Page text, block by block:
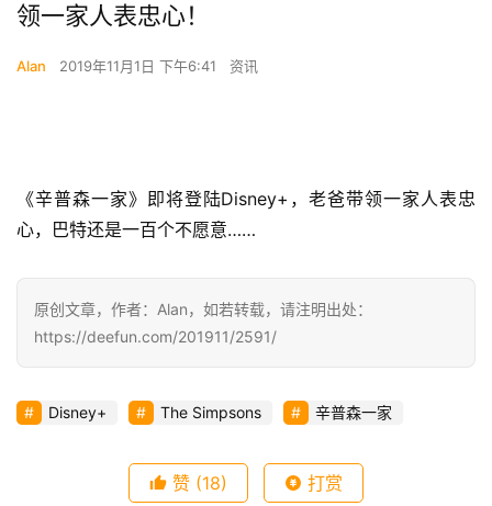
领一家人表忠心！
Alan 2019年11月1日 下午6:41 资讯
《辛普森一家》即将登陆Disney+，老爸带领一家人表忠
心，巴特还是一百个不愿意……
原创文章，作者：Alan，如若转载，请注明出处：
https://deefun.com/201911/2591/
Disney+ The Simpsons 辛普森一家
赞 (18) 打赏